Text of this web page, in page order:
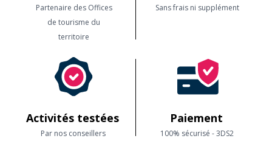
Partenaire des Offices
de tourisme du
territoire
Sans frais ni supplément
Activités testées
Par nos conseillers
Paiement
100% sécurisé - 3DS2